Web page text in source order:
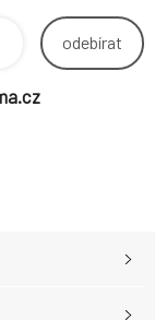
odebírat